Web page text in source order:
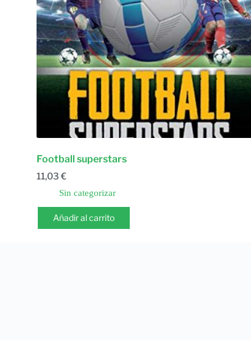
Football superstars
11,03 €
Sin categorizar
Añadir al carrito